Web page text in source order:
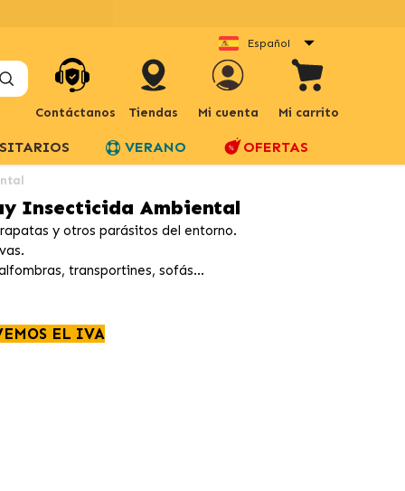
Español
Contáctanos Tiendas Mi cuenta Mi carrito
VERANO OFERTAS
Insecticida Ambiental
y otros parásitos del entorno.
transportines, sofás...
EL IVA